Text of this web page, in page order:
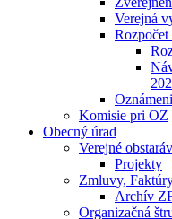
Verejná
Rozpočet
Komisie pri OZ
Obecný úrad
Verejné
Projekty
Zmluvy,
Archív
Organizačná